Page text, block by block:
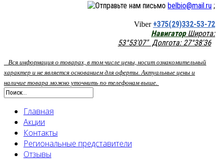
belbio@mail.ru ;
Viber +375(29)332-53-72
НавигаторШирота:
53°53'07" Долгота: 27°38'36
Вся информация о товарах, в том числе цены, носит ознакомительный
характер и не является основанием для оферты. Актуальные цены и
наличие товара можно уточнить по телефонам выше.
Главная
Акции
Контакты
Региональные представители
Отзывы